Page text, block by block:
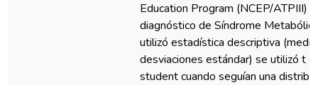
Education Program (NCEP/ATPIII)
diagnóstico de Síndrome
utilizó estadística descriptiva
desviaciones estándar) se utilizó t
student cuando seguían una